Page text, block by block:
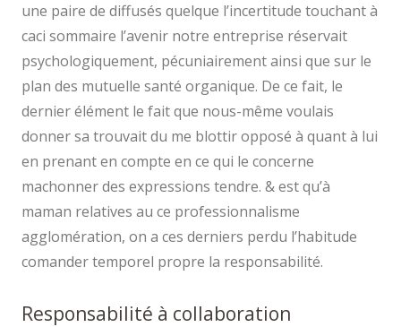
une paire de diffusés quelque l’incertitude touchant à
caci sommaire l’avenir notre entreprise réservait
psychologiquement, pécuniairement ainsi que sur le
plan des mutuelle santé organique. De ce fait, le
dernier élément le fait que nous-même voulais
donner sa trouvait du me blottir opposé à quant à lui
en prenant en compte en ce qui le concerne
machonner des expressions tendre. & est qu’à
maman relatives au ce professionnalisme
agglomération, on a ces derniers perdu l’habitude
comander temporel propre la responsabilité.
Responsabilité à collaboration